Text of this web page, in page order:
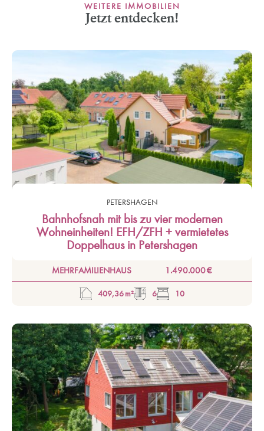
WEITERE IMMOBILIEN
Jetzt entdecken!
PETERSHAGEN
Bahnhofsnah mit bis zu vier modernen
Wohneinheiten! EFH/ZFH + vermietetes
Doppelhaus in Petershagen
MEHRFAMILIENHAUS 1.490.000 €
409,36 m² 6 10